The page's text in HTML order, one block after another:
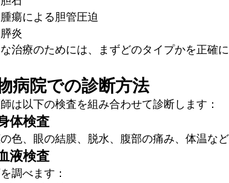
腫瘍による胆管圧迫
膵炎
治療のためには、まずどのタイプかを正確
病院での診断方法
は以下の検査を組み合わせて診断します：
体検査
色、眼の結膜、脱水、腹部の痛み、体温など
液検査
調べます：